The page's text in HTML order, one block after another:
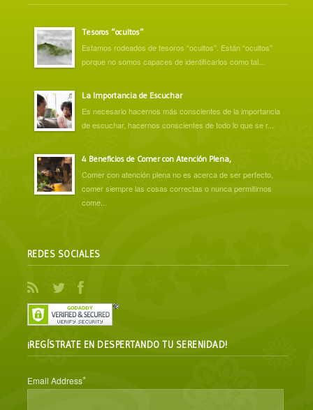
Tesoros “ocultos”
Estamos rodeados de tesoros “ocultos”. Están “ocultos”
porque no somos capaces de identificarlos como tal...
La Importancia de Escuchar
Es necesario hacernos más conscientes de la importancia
de escuchar, hacernos conscientes de todo lo que se r...
4 Beneficios de Comer con Atención Plena,
Comer con atención plena no es acerca de ser perfecto,
comer siempre las cosas correctas o nunca permitirnos
come...
REDES SOCIALES
¡REGÍSTRATE EN DESPERTANDO TU SERENIDAD!
Email Address*